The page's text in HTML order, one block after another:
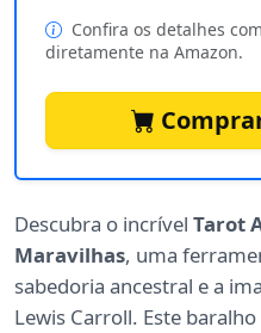
Confira os detalhes
diretamente na Amazon.
Descubra o incrível Tarot
Maravilhas, uma
sabedoria ancestral e a
Lewis Carroll. Este